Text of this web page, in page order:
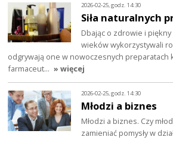
2026-02-25, godz. 14:30
Siła naturalnych
Dbając o zdrowie i
wieków wykorzystywali
odgrywają one w nowoczesnych preparatach
farmaceut… » więcej
2026-02-25, godz. 14:30
Młodzi a biznes
Młodzi a biznes. Czy
zamieniać pomysły w